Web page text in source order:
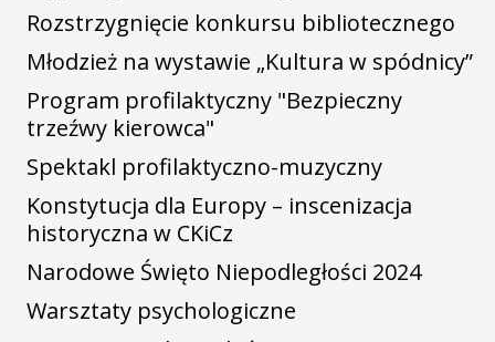
Rozstrzygnięcie konkursu bibliotecznego
Młodzież na wystawie „Kultura w spódnicy”
Program profilaktyczny "Bezpieczny
trzeźwy kierowca"
Spektakl profilaktyczno-muzyczny
Konstytucja dla Europy – inscenizacja
historyczna w CKiCz
Narodowe Święto Niepodległości 2024
Warsztaty psychologiczne